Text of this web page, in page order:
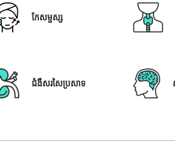
កែសម្ផស្ស
ជំងឺសរសៃប្រសាទ